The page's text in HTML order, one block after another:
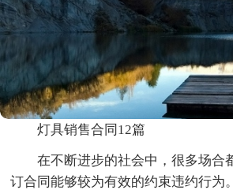
灯具销售合同12篇
在不断进步的社会中，很多场合
订合同能够较为有效的约束违约行为